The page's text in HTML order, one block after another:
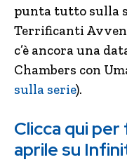
punta tutto sulla
Terrificanti
c’è ancora una
Chambers con
sulla serie).
Clicca qui
aprile su